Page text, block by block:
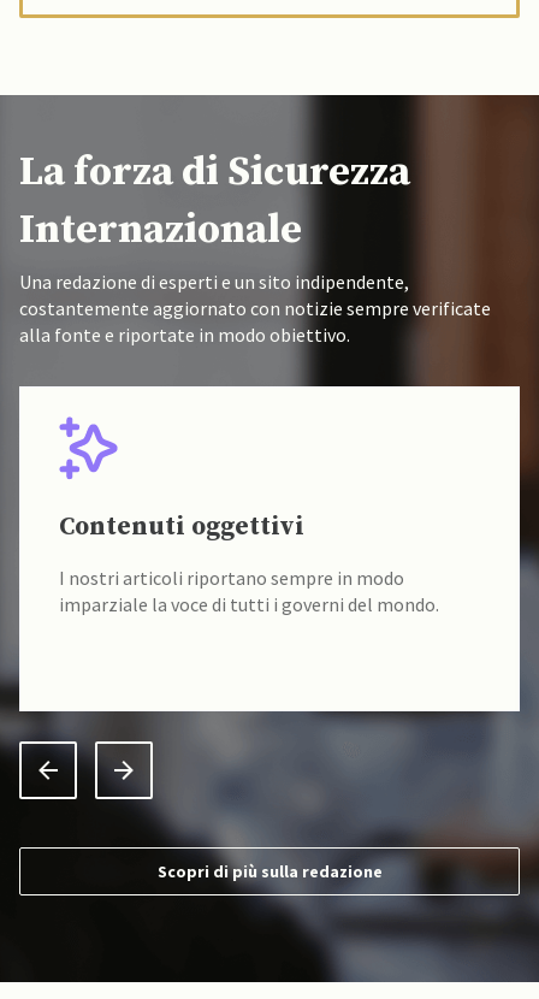
La forza di Sicurezza
Internazionale
Una redazione di esperti e un sito indipendente,
costantemente aggiornato con notizie sempre verificate
alla fonte e riportate in modo obiettivo.
Contenuti oggettivi
I nostri articoli riportano sempre in modo
imparziale la voce di tutti i governi del mondo.
Scopri di più sulla redazione